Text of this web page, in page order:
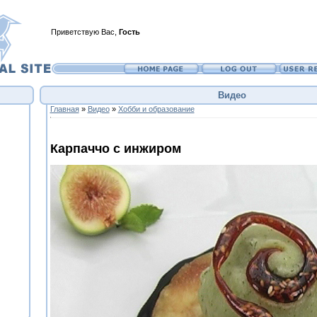
Приветствую Вас Гость
Видео
Главная» Видео» Хобби и образование
Карпаччо с инжиром